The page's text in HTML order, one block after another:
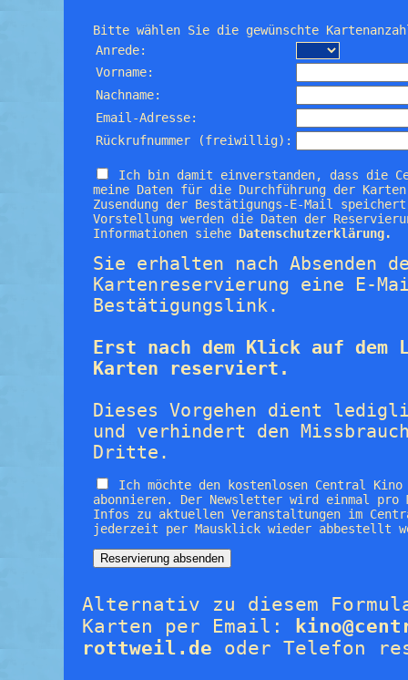
Bitte wählen Sie die gewünschte
Anrede:
Vorname:
Nachname:
Email-Adresse:
Rückrufnummer (freiwillig):
Ich bin damit einverstanden, dass die
meine Daten für die Durchführung der
Zusendung der Bestätigungs-E-Mail
Vorstellung werden die Daten der
Informationen siehe Datenschutzerklärung.
Sie erhalten nach Absenden
Kartenreservierung eine E-
Bestätigungslink.
Erst nach dem Klick auf
Karten reserviert.
Dieses Vorgehen dient
und verhindert den
Dritte.
Ich möchte den kostenlosen Central
abonnieren. Der Newsletter wird einmal pro
Infos zu aktuellen Veranstaltungen im
jederzeit per Mausklick wieder abbestellt
Alternativ zu diesem
Karten per Email:
rottweil.de oder Telefon